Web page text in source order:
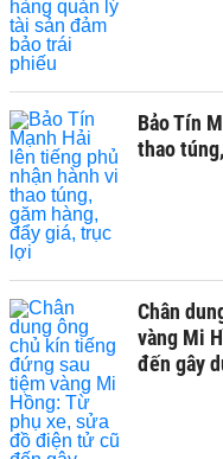
Bảo Tín
thao
Chân
vàng Mi
đến gây